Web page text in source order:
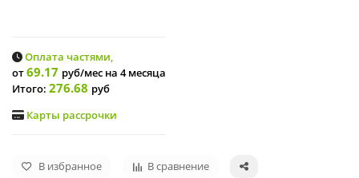
Оплата частями,
от69.17 руб/мес на 4 месяца
Итого: 276.68 руб
Карты рассрочки
В избранное В сравнение